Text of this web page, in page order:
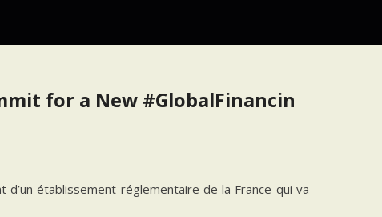
for a New #GlobalFinancin
établissement réglementaire de la France qui va